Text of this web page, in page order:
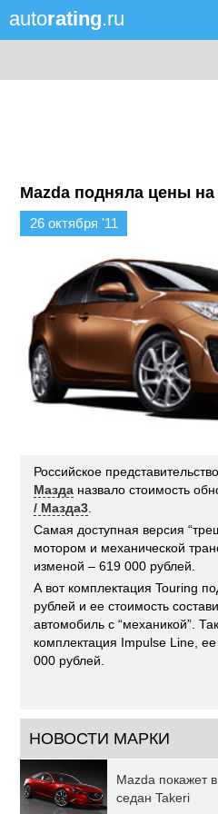
autorating.ru
Mazda подняла цены
26 октября '11
Российское
Мазда назвало стоимость
/ Мазда3
Самая доступная версия
мотором и механической
изменой – 619 000 рублей.
А вот комплектация Touring
рублей и ее стоимость
автомобиль с “механикой”.
комплектация Impulse Line,
000 рублей.
НОВОСТИ МАРКИ
Mazda покажет
седан Takeri